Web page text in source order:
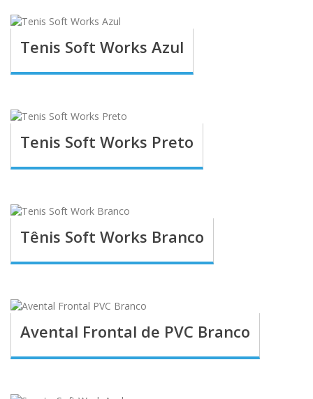
Tenis Soft Works Azul
Tenis Soft Works Preto
Tênis Soft Works Branco
Avental Frontal de PVC Branco